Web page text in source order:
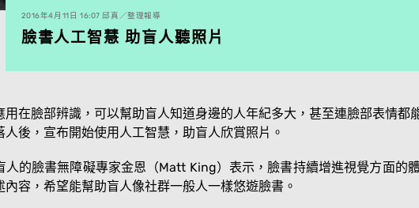
2016年4月11日 16:07 邱真／整理報導
臉書人工智慧 助盲人聽照片
用在臉部辨識，可以幫助盲人知道身邊的人年紀多大，甚至連臉部表情都
人後，宣布開始使用人工智慧，助盲人欣賞照片。
人的臉書無障礙專家金恩（Matt King）表示，臉書持續增進視覺方面的
內容，希望能幫助盲人像社群一般人一樣悠遊臉書。